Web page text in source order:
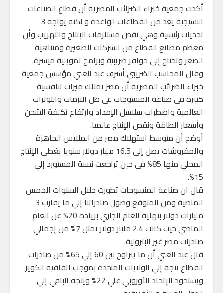
أكدت جمعية خبراء الضرائب المصرية أن قطاع الصناعات
النسيجية يعد من القطاعات الواعدة و لكنه يواجه 3
تحديات رئيسية وهي نقص مستلزمات الإنتاج والتهريب وأن
معظم مصانع القطاع من الشركات الصغيرة ومتناهية
الصغر وتحتاج إلى حوافز ضريبية وبرامج تمويلية ميسرة.
وقال المحاسب الضريبي أشرف عبد الغني مؤسس جمعية
خبراء الضرائب المصرية أن مصر تمتلك ميزات تنافسية
كبيرة في صناعة المنسوجات في ظل الازمات والتوترات
العالمية واضطراب سلاسل الإمداد وارتفاع تكلفة الشحن
وأسعار الطاقة ونقص الإنتاج عالميا.
أوضح أن متوسط استهلاك مصر من الملابس الجاهزة
والمفروشات يصل إلي 16.5 مليار دولار سنويا يغطي الإنتاج
المحلي منها 85% في حين تراجعت نسبة المستورد إلي
15%.
قال ان صناعة المنسوجات تطورت خلال السنوات الخمس
الماضية ومن المتوقع وصول صادراتنا إلي ما يقارب 3
مليارات دولار بنهاية العام الجاري بزيادة 20% عن العام
الماضي حيث كانت 2.4 مليار دولار تمثل 7% من إجمالي
صادرات مصر غير البترولية.
قال عبد الغني أن ما يتراوح بين 60 إلي 65% من صادرات
القطاع تتجه إلي الولايات المتحدة بموجب اتفاقية الكويز
ويستحوذ الإتحاد الأوروبي علي 22% ويتجه الباقي إلي